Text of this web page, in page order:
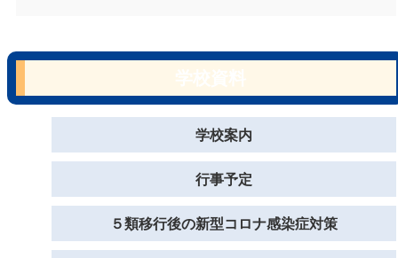
学校案内
行事予定
５類移行後の新型コロナ感染症対策